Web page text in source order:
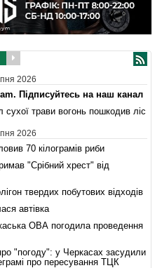
2026
Підписуйтесь на наш канал
сухої трави вогонь пошкодив ліс
2026
70 кілограмів риби
"Срібний хрест" від
твердих побутових відходів
автівка
ОВА погодила проведення
"погоду": у Черкасах засудили
про пересування ТЦК